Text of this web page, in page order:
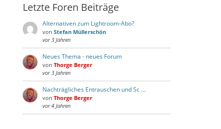
Letzte Foren Beiträge
Alternativen zum Lightroom-Abo?
von Stefan Müllerschön
vor 3 Jahren
Neues Thema - neues Forum
von Thorge Berger
vor 3 Jahren
Nachträgliches Entrauschen und Sc …
von Thorge Berger
vor 4 Jahren